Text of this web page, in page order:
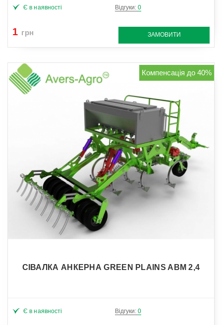
Є в наявності Відгуки: 0
1 грн ЗАМОВИТИ
Компенсація до 40%
СІВАЛКА АНКЕРНА GREEN PLAINS ABM 2,4
Є в наявності Відгуки: 0